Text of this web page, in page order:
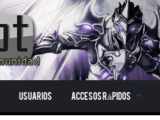
Usuarios Accesos Rápidos